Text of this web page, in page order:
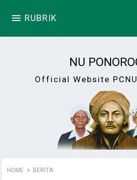
RUBRIK
NU
Official Website
HOME BERITA